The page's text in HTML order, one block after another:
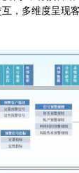
，多维度呈现